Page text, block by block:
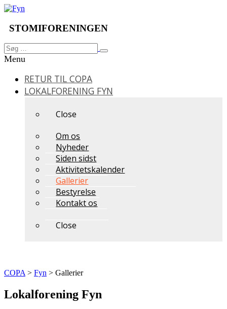
Videre
indhold
STOMIFORENINGEN
Søg
efter:
Søg
Menu
RETUR TIL COPA
LOKALFORENING FYN
Close
Om os
Nyheder
Siden sidst
Aktivitetskalender
Gallerier
Bestyrelse
Kontakt os
Close
COPA > Fyn > Gallerier
Lokalforening Fyn